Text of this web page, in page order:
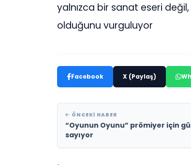
yalnızca bir sanat eseri
olduğunu vurguluyor
Facebook X (Paylaş)
ÖNCEKI HABER
“Oyunun Oyunu” prömiyer için
sayıyor